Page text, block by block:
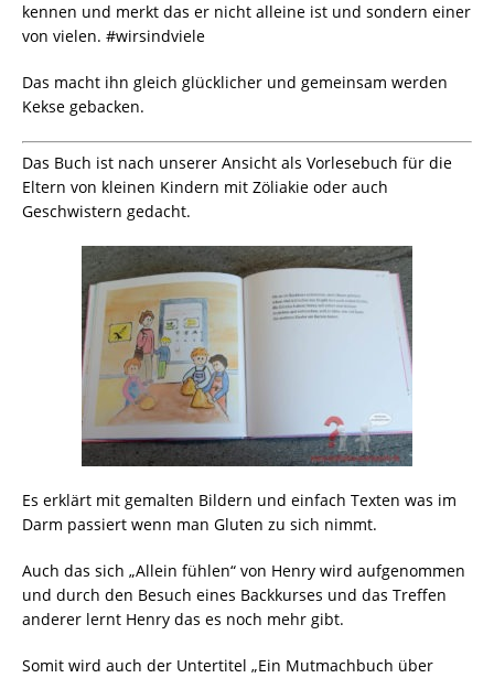
kennen und merkt das er nicht alleine ist und sondern einer
von vielen. #wirsindviele
Das macht ihn gleich glücklicher und gemeinsam werden
Kekse gebacken.
Das Buch ist nach unserer Ansicht als Vorlesebuch für die
Eltern von kleinen Kindern mit Zöliakie oder auch
Geschwistern gedacht.
Es erklärt mit gemalten Bildern und einfach Texten was im
Darm passiert wenn man Gluten zu sich nimmt.
Auch das sich „Allein fühlen“ von Henry wird aufgenommen
und durch den Besuch eines Backkurses und das Treffen
anderer lernt Henry das es noch mehr gibt.
Somit wird auch der Untertitel „Ein Mutmachbuch über